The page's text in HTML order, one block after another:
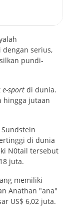
dengan serius,
pundi-
e-sport di dunia.
hingga jutaan
Sundstein
di dunia
N0tail tersebut
juta.
memiliki
Anathan "ana"
US$ 6,02 juta.